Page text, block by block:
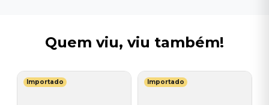
Quem viu, viu também!
Importado Importado